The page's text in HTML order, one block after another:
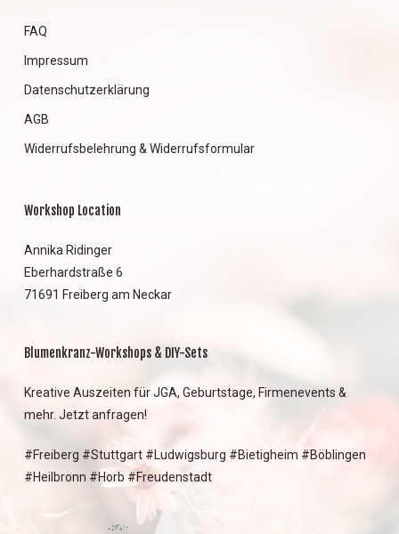
FAQ
Impressum
Datenschutzerklärung
AGB
Widerrufsbelehrung & Widerrufsformular
Workshop Location
Annika Ridinger
Eberhardstraße 6
71691 Freiberg am Neckar
Blumenkranz-Workshops & DIY-Sets
Kreative Auszeiten für JGA, Geburtstage, Firmenevents &
mehr. Jetzt anfragen!
#Freiberg #Stuttgart #Ludwigsburg #Bietigheim #Böblingen
#Heilbronn #Horb #Freudenstadt